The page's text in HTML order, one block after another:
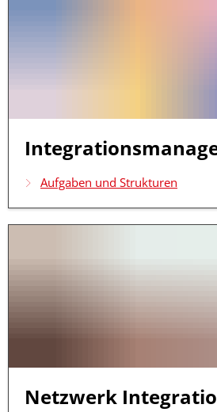
Aufgaben und Strukturen
Netzwerk